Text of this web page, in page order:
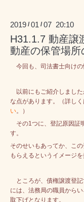
2019 /01 /07 20:10
H31.1.7 動産譲
動産の保管場所
今回も、司法書士向けの
以前にもご紹介しました
な点があります。（詳しく
い。）
その1つに、登記原因証
す。
そのせいもあってか、こ
もらえるというイメージ
ところが、債権譲渡登記
には、法務局の職員から
取下げとなります。